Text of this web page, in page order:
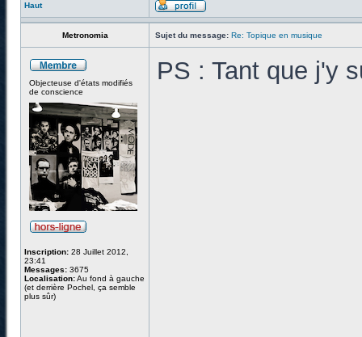
Haut
Metronomia Sujet du message: Re: Topique en musique
Objecteuse d'états modifiés
de conscience
Inscription: 28 Juillet 2012,
23:41
Messages: 3675
Localisation:Au fond à gauche
(et derrière Pochel, ça semble
plus sûr)
PS : Tant que j'y